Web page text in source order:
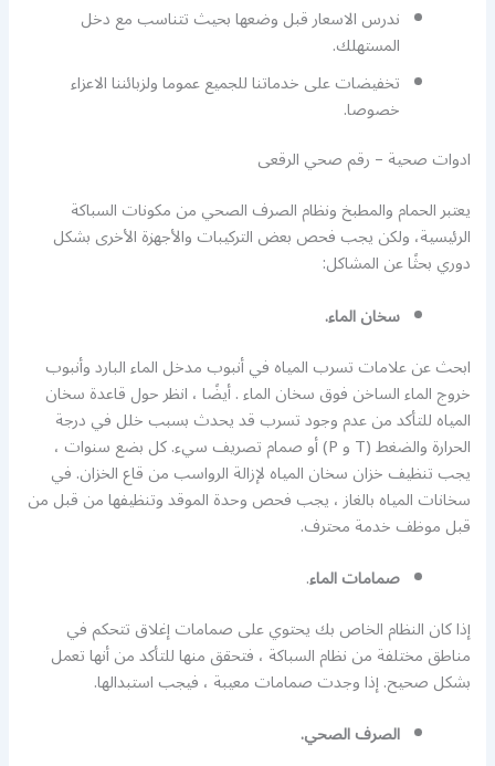
ندرس الاسعار قبل وضعها بحيث تتناسب مع دخل
المستهلك.
تخفيضات على خدماتنا للجميع عموما ولزبائننا الاعزاء
خصوصا.
ادوات صحية – رقم صحي الرقعى
يعتبر الحمام والمطبخ ونظام الصرف الصحي من مكونات السباكة
الرئيسية، ولكن يجب فحص بعض التركيبات والأجهزة الأخرى بشكل
دوري بحثًا عن المشاكل:
سخان الماء.
ابحث عن علامات تسرب المياه في أنبوب مدخل الماء البارد وأنبوب
خروج الماء الساخن فوق سخان الماء . أيضًا ، انظر حول قاعدة سخان
المياه للتأكد من عدم وجود تسرب قد يحدث بسبب خلل في درجة
الحرارة والضغط (T و P) أو صمام تصريف سيء. كل بضع سنوات ،
يجب تنظيف خزان سخان المياه لإزالة الرواسب من قاع الخزان. في
سخانات المياه بالغاز ، يجب فحص وحدة الموقد وتنظيفها من قبل من
قبل موظف خدمة محترف.
صمامات الماء.
إذا كان النظام الخاص بك يحتوي على صمامات إغلاق تتحكم في
مناطق مختلفة من نظام السباكة ، فتحقق منها للتأكد من أنها تعمل
بشكل صحيح. إذا وجدت صمامات معيبة ، فيجب استبدالها.
الصرف الصحي.